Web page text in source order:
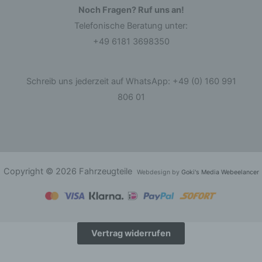
Noch Fragen? Ruf uns an!
Telefonische Beratung unter:
+49 6181 3698350
Schreib uns jederzeit auf WhatsApp: +49 (0) 160 991
806 01
Copyright © 2026 Fahrzeugteile Webdesign by Goki's Media Webeelancer
Vertrag widerrufen
d) Einschränkung der Verarbeitung
einzuschränken.
Daten verwendet werden, um bestimmte
persönliche Aspekte, die sich auf eine natürliche
um Aspekte bezüglich Arbeitsleistung,
Aufenthaltsort oder Ortswechsel dieser
natürlichen Person zu analysieren oder
vorherzusagen.